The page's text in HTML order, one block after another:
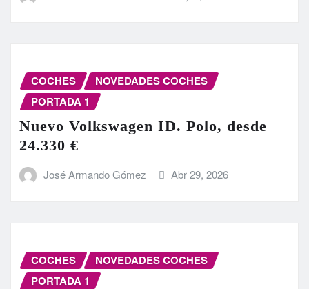
COCHES
NOVEDADES COCHES
PORTADA 1
Nuevo Volkswagen ID. Polo, desde
24.330 €
José Armando Gómez Abr 29, 2026
COCHES
NOVEDADES COCHES
PORTADA 1